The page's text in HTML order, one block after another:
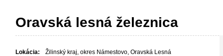
Oravská lesná železnica
Lokácia: Žilinský kraj okres Námestovo Oravská Lesná